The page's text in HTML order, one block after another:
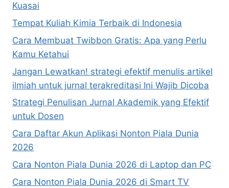
Kuasai
Tempat Kuliah Kimia Terbaik di Indonesia
Cara Membuat Twibbon Gratis: Apa yang Perlu
Kamu Ketahui
Jangan Lewatkan! strategi efektif menulis artikel
ilmiah untuk jurnal terakreditasi Ini Wajib Dicoba
Strategi Penulisan Jurnal Akademik yang Efektif
untuk Dosen
Cara Daftar Akun Aplikasi Nonton Piala Dunia
2026
Cara Nonton Piala Dunia 2026 di Laptop dan PC
Cara Nonton Piala Dunia 2026 di Smart TV